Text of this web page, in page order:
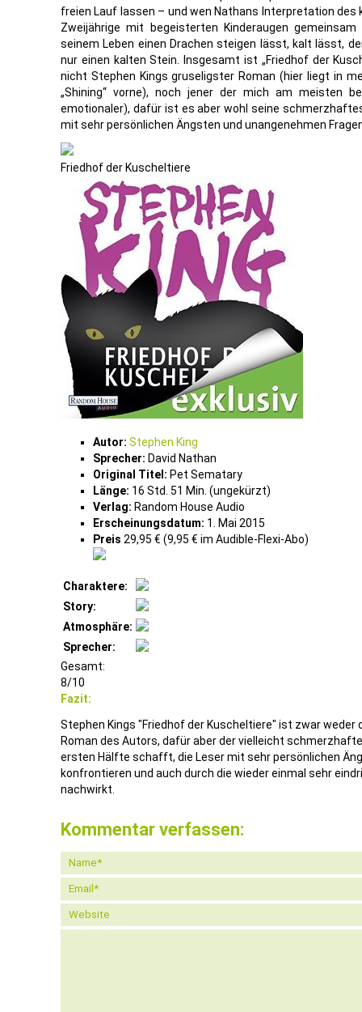
freien Lauf lassen – und wen Nathans Interpretation des
Zweijährige mit begeisterten Kinderaugen
seinem Leben einen Drachen steigen lässt, kalt lässt,
nur einen kalten Stein. Insgesamt ist „Friedhof der
nicht Stephen Kings gruseligster Roman (hier liegt in
„Shining“ vorne), noch jener der mich am meisten
emotionaler), dafür ist es aber wohl seine
mit sehr persönlichen Ängsten und unangenehmen
Friedhof der Kuscheltiere
Autor: Stephen King
Sprecher: David Nathan
Original Titel: Pet Sematary
Länge: 16 Std. 51 Min. (ungekürzt)
Verlag: Random House Audio
Erscheinungsdatum: 1. Mai 2015
Preis 29,95 € (9,95 € im Audible-Flexi-Abo)
Charaktere:
Story:
Atmosphäre:
Sprecher:
Gesamt:
8/10
Fazit:
Stephen Kings "Friedhof der Kuscheltiere" ist zwar
Roman des Autors, dafür aber der vielleicht
ersten Hälfte schafft, die Leser mit sehr persönlichen
konfrontieren und auch durch die wieder einmal sehr
nachwirkt.
Kommentar verfassen: